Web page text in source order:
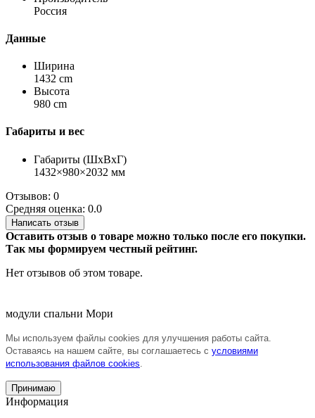
Россия
Данные
Ширина
1432 cm
Высота
980 cm
Габариты и вес
Габариты (ШхВхГ)
1432×980×2032 мм
Отзывов: 0
Средняя оценка: 0.0
Написать отзыв
Оставить отзыв о товаре можно только после его покупки.
Так мы формируем честный рейтинг.
Нет отзывов об этом товаре.
модули спальни Мори
Мы используем файлы cookies для улучшения работы сайта.
Оставаясь на нашем сайте, вы соглашаетесь с условиями
использования файлов cookies
Принимаю
Информация